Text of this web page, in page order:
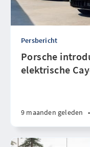
Persbericht
Porsche
elektrische
9 maanden geleden •